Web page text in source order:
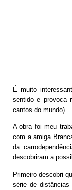
É muito
sentido e provoca
cantos do mundo).
A obra foi meu
com a amiga
da
descobriram a
Primeiro descobri
série de distâncias